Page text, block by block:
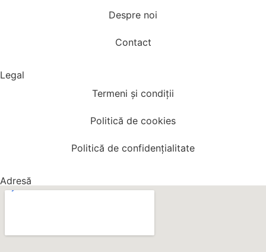
Despre noi
Contact
Legal
Termeni și condiții
Politică de cookies
Politică de confidențialitate
Adresă